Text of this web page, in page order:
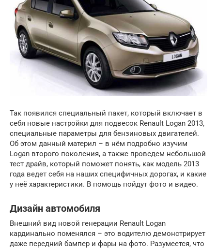
Так появился специальный пакет, который включает в
себя новые настройки для подвесок Renault Logan 2013,
специальные параметры для бензиновых двигателей.
Об этом данный материл – в нём подробно изучим
Logan второго поколения, а также проведем небольшой
тест драйв, который поможет понять, как модель 2013
года ведет себя на наших специфичных дорогах, и какие
у неё характеристики. В помощь пойдут фото и видео.
Дизайн автомобиля
Внешний вид новой генерации Renault Logan
кардинально поменялся – это водителю демонстрирует
даже передний бампер и фары на фото. Разумеется, что